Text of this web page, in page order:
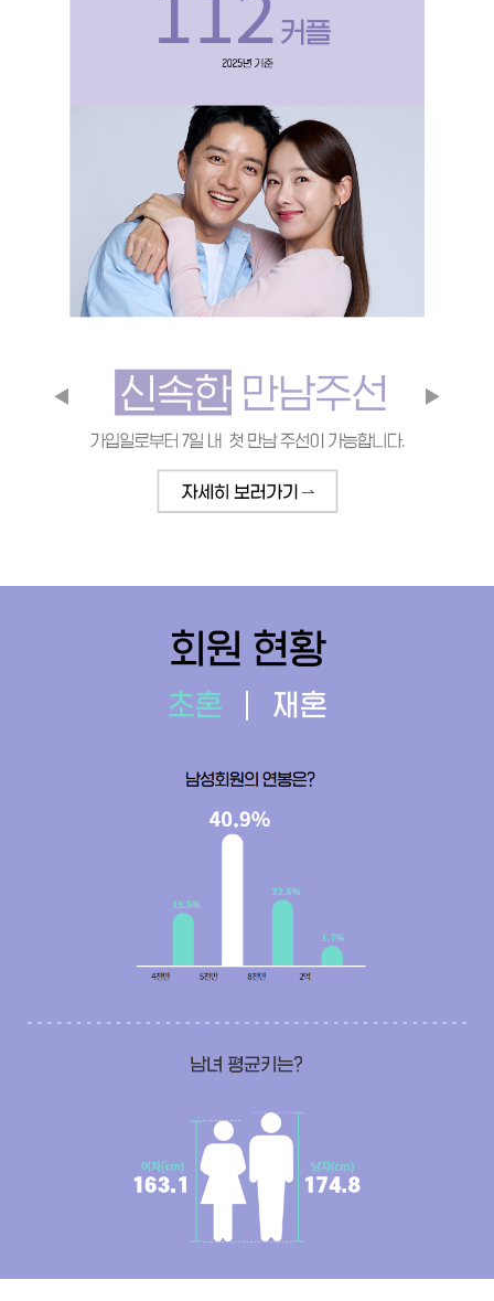
회원 현황
초혼 재혼